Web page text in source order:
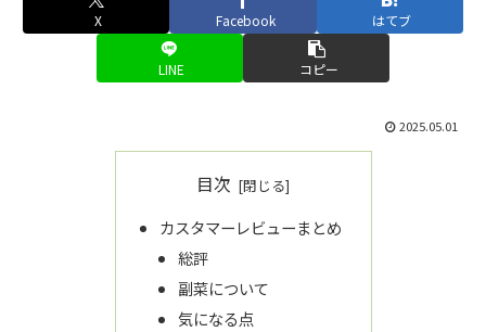
X Facebook はてブ
LINE コピー
2025.05.01
目次
カスタマーレビューまとめ
総評
副菜について
気になる点